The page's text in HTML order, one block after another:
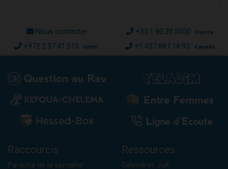
Nous contacter +33.1.80.20.5000 France
+972.2.37.41.515 Israël +1.437.887.14.93 Canada
Raccourcis
Paracha de la semaine
Ressources
Calendrier Juif